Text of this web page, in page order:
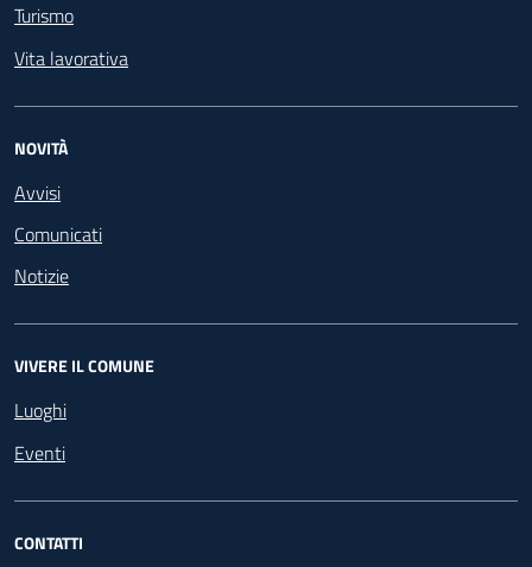
Turismo
Vita lavorativa
NOVITÀ
Avvisi
Comunicati
Notizie
VIVERE IL COMUNE
Luoghi
Eventi
CONTATTI